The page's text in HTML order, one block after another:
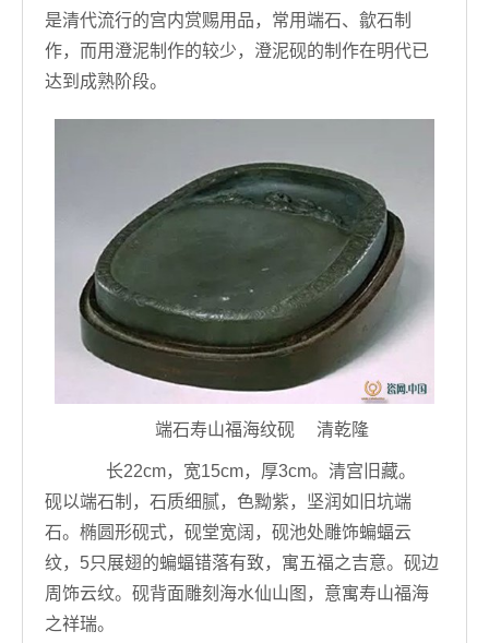
是清代流行的宫内赏赐用品，常用端石、歙石制
作，而用澄泥制作的较少，澄泥砚的制作在明代已
达到成熟阶段。
端石寿山福海纹砚 清乾隆
长22cm，宽15cm，厚3cm。清宫旧藏。
砚以端石制，石质细腻，色黝紫，坚润如旧坑端
石。椭圆形砚式，砚堂宽阔，砚池处雕饰蝙蝠云
纹，5只展翅的蝙蝠错落有致，寓五福之吉意。砚边
周饰云纹。砚背面雕刻海水仙山图，意寓寿山福海
之祥瑞。